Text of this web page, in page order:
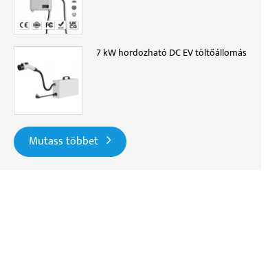
7 kW hordozható DC EV töltőállomás
Mutass többet